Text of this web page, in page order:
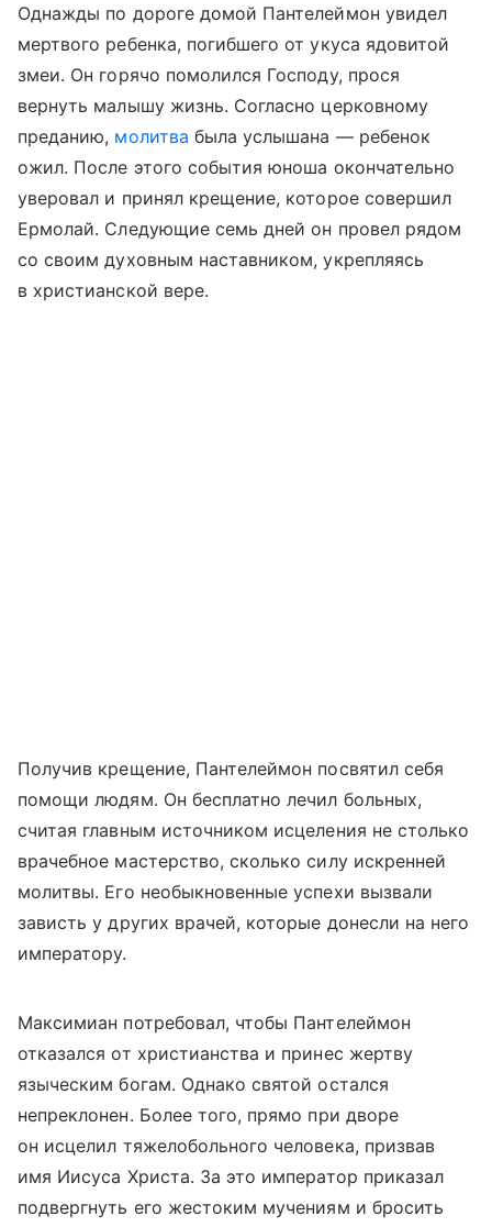
Однажды по дороге домой Пантелеймон увидел
мертвого ребенка, погибшего от укуса ядовитой
змеи. Он горячо помолился Господу, прося
вернуть малышу жизнь. Согласно церковному
преданию, молитва была услышана — ребенок
ожил. После этого события юноша окончательно
уверовал и принял крещение, которое совершил
Ермолай. Следующие семь дней он провел рядом
со своим духовным наставником, укрепляясь
в христианской вере.
Получив крещение, Пантелеймон посвятил себя
помощи людям. Он бесплатно лечил больных,
считая главным источником исцеления не столько
врачебное мастерство, сколько силу искренней
молитвы. Его необыкновенные успехи вызвали
зависть у других врачей, которые донесли на него
императору.
Максимиан потребовал, чтобы Пантелеймон
отказался от христианства и принес жертву
языческим богам. Однако святой остался
непреклонен. Более того, прямо при дворе
он исцелил тяжелобольного человека, призвав
имя Иисуса Христа. За это император приказал
подвергнуть его жестоким мучениям и бросить